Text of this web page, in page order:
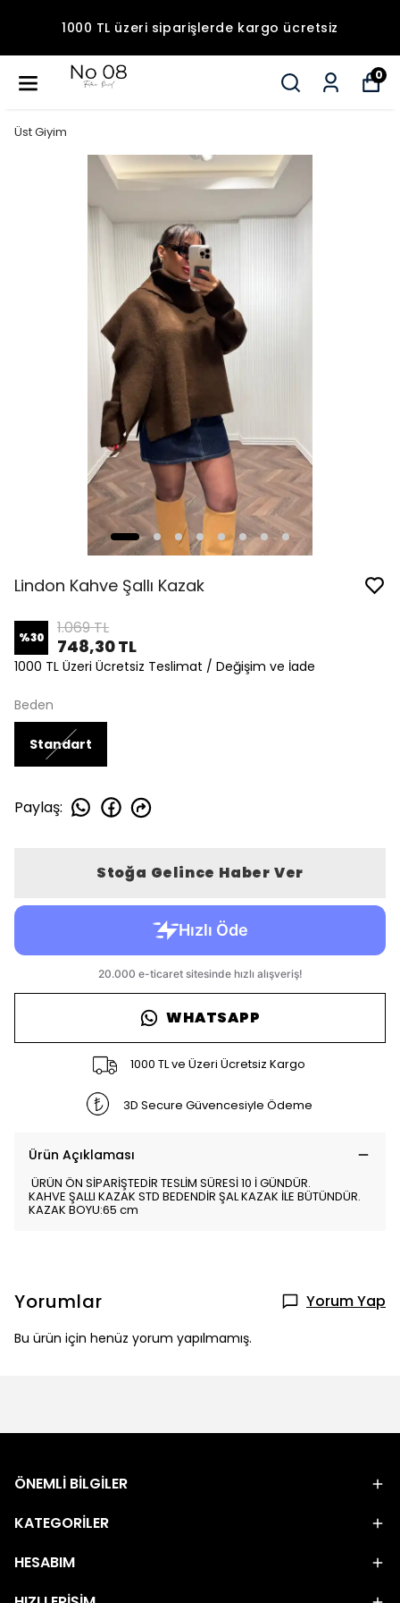
1000 TL üzeri siparişlerde kargo ücretsiz
0
Üst Giyim
Lindon Kahve Şallı Kazak
%30 1.069 TL
748,30 TL
1000 TL Üzeri Ücretsiz Teslimat / Değişim ve İade
Beden
Standart
Paylaş:
Stoğa Gelince Haber Ver
WHATSAPP
1000 TL ve Üzeri Ücretsiz Kargo
3D Secure Güvencesiyle Ödeme
Ürün Açıklaması
ÜRÜN ÖN SİPARİŞTEDİR TESLİM SÜRESİ 10 İ GÜNDÜR.
KAHVE ŞALLI KAZAK STD BEDENDİR ŞAL KAZAK İLE BÜTÜNDÜR.
KAZAK BOYU:65 cm
Yorumlar Yorum Yap
Bu ürün için henüz yorum yapılmamış.
ÖNEMLİ BİLGİLER
KATEGORİLER
HESABIM